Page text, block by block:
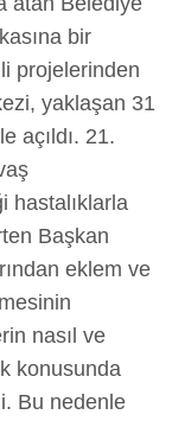
bir
projelerinden
yaklaşan 31
açıldı. 21.
hastalıklarla
Başkan
eklem ve
nasıl ve
konusunda
Bu nedenle